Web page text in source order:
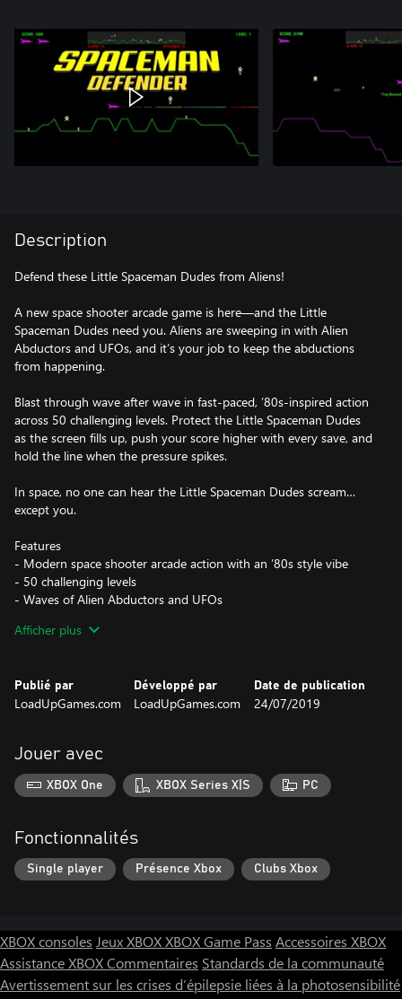
Description
Defend these Little Spaceman Dudes from Aliens!
A new space shooter arcade game is here—and the Little
Spaceman Dudes need you. Aliens are sweeping in with Alien
Abductors and UFOs, and it’s your job to keep the abductions
from happening.
Blast through wave after wave in fast-paced, ’80s-inspired action
across 50 challenging levels. Protect the Little Spaceman Dudes
as the screen fills up, push your score higher with every save, and
hold the line when the pressure spikes.
In space, no one can hear the Little Spaceman Dudes scream…
except you.
Features
- Modern space shooter arcade action with an ’80s style vibe
- 50 challenging levels
- Waves of Alien Abductors and UFOs
- Spaceman Dudes that will THANK YOU!
Afficher plus
Publié par
LoadUpGames.com
Développé par
LoadUpGames.com
Date de publication
24/07/2019
Jouer avec
XBOX One XBOX Series X|S PC
Fonctionnalités
Single player Présence Xbox Clubs Xbox
XBOX consoles Jeux XBOXXBOX Game Pass Accessoires XBOX
Assistance XBOXCommentaires Standards de la communauté
Avertissement sur les crises d’épilepsie liées à la photosensibilité